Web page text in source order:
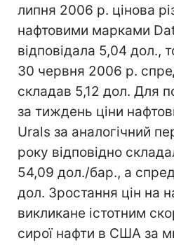
липня 2006 р. цінова
нафтовими марками
відповідала 5,04 дол.,
30 червня 2006 р.
складав 5,12 дол. Для
за тиждень ціни
Urals за аналогічний
року відповідно
54,09 дол./бар., а
дол. Зростання цін на
викликане істотним
сирої нафти в США за